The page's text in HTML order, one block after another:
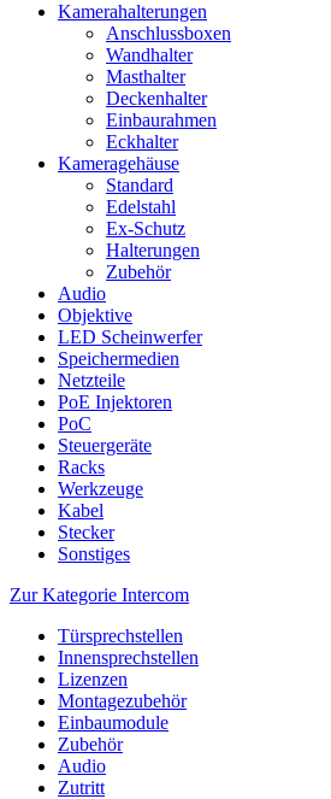
Kamerahalterungen
Anschlussboxen
Wandhalter
Masthalter
Deckenhalter
Einbaurahmen
Eckhalter
Kameragehäuse
Standard
Edelstahl
Ex-Schutz
Halterungen
Zubehör
Audio
Objektive
LED Scheinwerfer
Speichermedien
Netzteile
PoE Injektoren
PoC
Steuergeräte
Racks
Werkzeuge
Kabel
Stecker
Sonstiges
Zur Kategorie Intercom
Türsprechstellen
Innensprechstellen
Lizenzen
Montagezubehör
Einbaumodule
Zubehör
Audio
Zutritt